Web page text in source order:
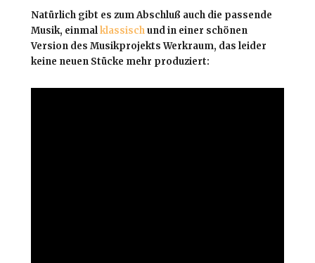
Natürlich gibt es zum Abschluß auch die passende
Musik, einmalklassischund in einer schönen
Version des Musikprojekts Werkraum, das leider
keine neuen Stücke mehr produziert: